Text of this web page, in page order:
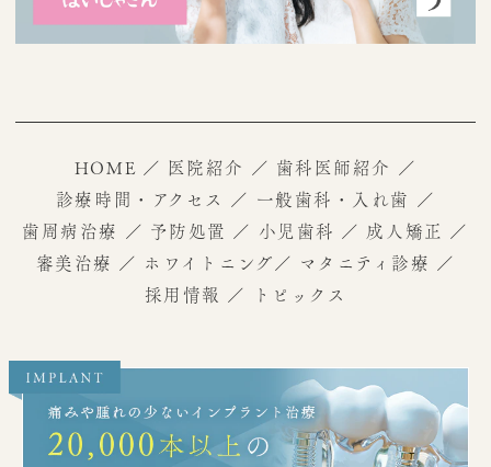
HOME ／ 医院紹介 ／ 歯科医師紹介
／
診療時間・アクセス
／ 一般歯科・入れ歯
／
歯周病治療
／ 予防処置 ／ 小児歯科 ／ 成人矯正
／
審美治療
／ ホワイトニング ／ マタニティ診療
／
採用情報
／ トピックス